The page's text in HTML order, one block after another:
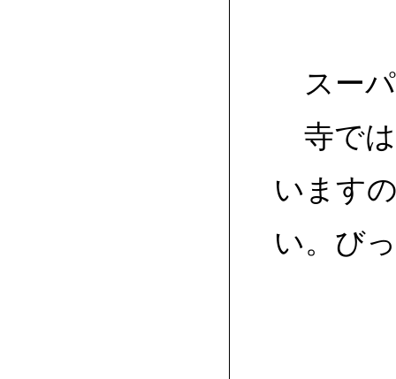
スーパ
寺では
います
い。び